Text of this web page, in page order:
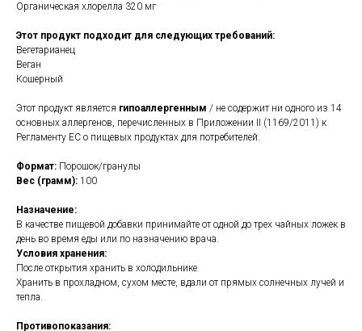
Органическая хлорелла 320 мг
Этот продукт подходит для следующих требований:
Вегетарианец
Веган
Кошерный
Этот продукт является гипоаллергенным / не содержит ни одного из 14
основных аллергенов, перечисленных в Приложении II (1169/2011) к
Регламенту ЕС о пищевых продуктах для потребителей.
Формат: Порошок/гранулы
Вес (грамм): 100
Назначение:
В качестве пищевой добавки принимайте от одной до трех чайных ложек в
день во время еды или по назначению врача.
Условия хранения:
После открытия хранить в холодильнике
Хранить в прохладном, сухом месте, вдали от прямых солнечных лучей и
тепла.
Противопоказания: